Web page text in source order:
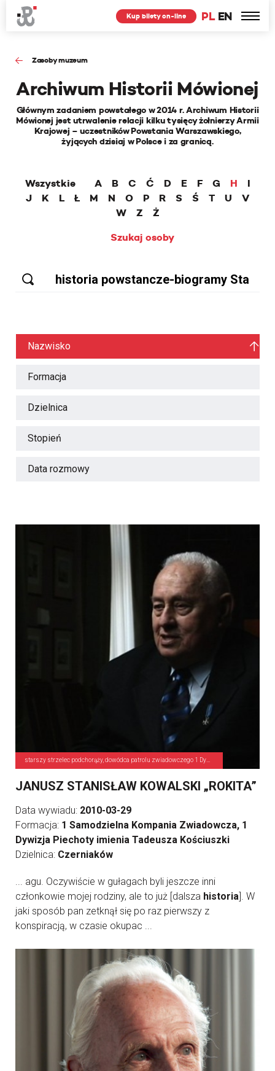
PL EN
Kup bilety on-line
Zasoby muzeum
Archiwum Historii Mówionej
Głównym zadaniem powstałego w 2014 r. Archiwum Historii
Mówionej jest utrwalenie relacji kilku tysięcy żołnierzy Armii
Krajowej – uczestników Powstania Warszawskiego,
żyjących dzisiaj w Polsce i za granicą.
Wszystkie A B C Ć D E F G H
I
J
K L Ł M N O P R S Ś T U
V
W
Z
Ż
Szukaj osoby
Nazwisko
Formacja
Dzielnica
Stopień
Data rozmowy
JANUSZ STANISŁAW KOWALSKI „ROKITA”
Data wywiadu: 2010-03-29
Formacja: 1 Samodzielna Kompania Zwiadowcza, 1
Dywizja Piechoty imienia Tadeusza Kościuszki
Dzielnica: Czerniaków
... agu. Oczywiście w gułagach byli jeszcze inni
członkowie mojej rodziny, ale to już [dalsza historia]. W
jaki sposób pan zetknął się po raz pierwszy z
konspiracją, w czasie okupac ...